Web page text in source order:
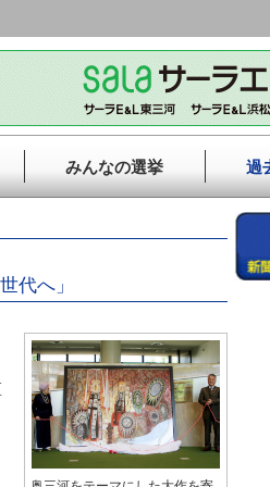
みんなの選挙 過
代へ」